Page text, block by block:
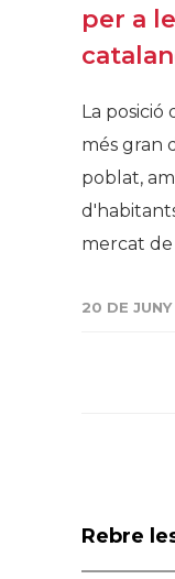
per a
La posició
més gran
poblat,
mercat de
20 DE
Rebre